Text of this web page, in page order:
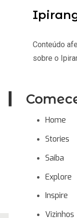
Conteúdo
sobre o
Home
Stories
Saiba
Explore
Inspire
Vizinhos